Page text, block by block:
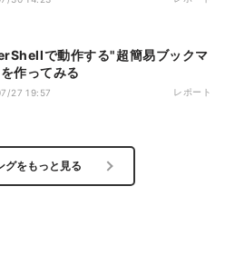
で動作する"超簡易ブックマ
作ってみる
27 19:57 レポート
グをもっと見る